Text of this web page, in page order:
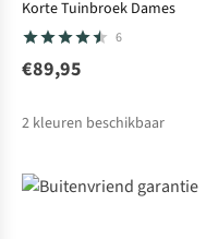
Korte Tuinbroek Dames
6
€89,95
2 kleuren beschikbaar